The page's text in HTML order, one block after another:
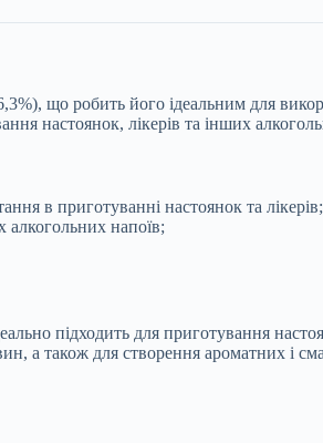
що робить його ідеальним для
настоянок, лікерів та інших
в приготуванні настоянок та лікерів;
алкогольних напоїв;
підходить для приготування
а також для створення ароматних і